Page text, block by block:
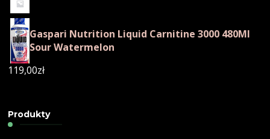
Gaspari Nutrition Liquid Carnitine 3000 480Ml
Sour Watermelon
119,00zł
Produkty